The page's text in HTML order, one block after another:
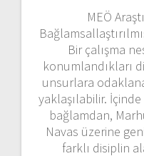
MEÖ
Bir çalışma
konumlandıkları
unsurlara
yaklaşılabilir.
bağlamdan,
Navas üzerine
farklı disiplin